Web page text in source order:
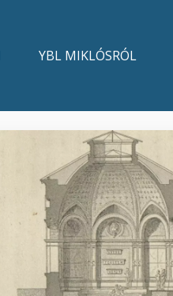
YBL MIKLÓSRÓL